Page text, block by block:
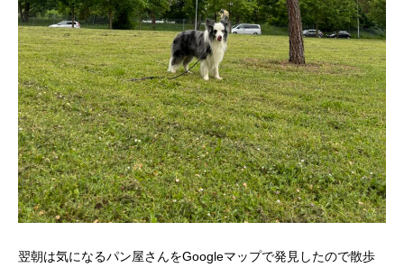
翌朝は気になるパン屋さんをGoogleマップで発見したので散歩